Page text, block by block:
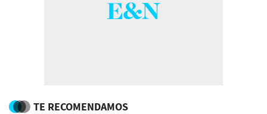
TE RECOMENDAMOS